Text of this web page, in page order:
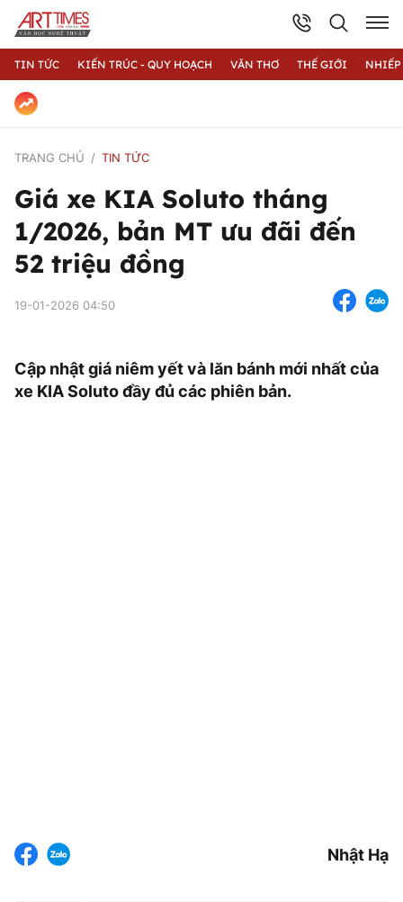
TIN TỨC KIẾN TRÚC - QUY HOẠCH VĂN THƠ THẾ GIỚI
TRANG CHỦ TIN TỨC
Giá xe KIA Soluto tháng
1/2026, bản MT ưu đãi đến
52 triệu đồng
19-01-2026 04:50
Cập nhật giá niêm yết và lăn bánh mới nhất của
xe KIA Soluto đầy đủ các phiên bản.
Nhật Hạ